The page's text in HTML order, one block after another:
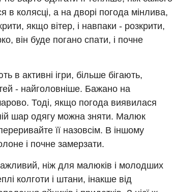
колясці, а на дворі погода мінлива,
якщо вітер, і навпаки - розкрити,
він буде погано спати, і почне
в активні ігри, більше бігають,
- найголовніше. Бажано на
Тоді, якщо погода виявилася
шар одягу можна зняти. Малюк
її назовсім. В іншому
і почне замерзати.
ніж для малюків і молодших
колготи і штани, інакше від